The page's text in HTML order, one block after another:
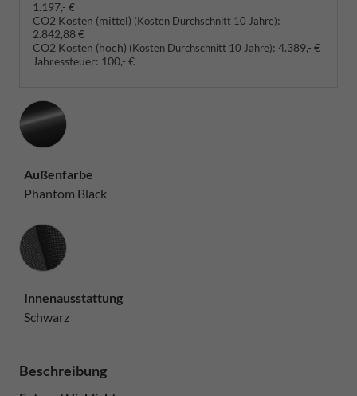
1.197,- €
CO2 Kosten (mittel) (Kosten Durchschnitt 10 Jahre):
2.842,88 €
CO2 Kosten (hoch) (Kosten Durchschnitt 10 Jahre): 4.389,- €
Jahressteuer: 100,- €
Außenfarbe
Phantom Black
Innenausstattung
Innenausstattung
Schwarz
Beschreibung